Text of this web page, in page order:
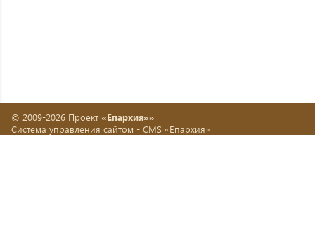
© 2009-2026 Проект «Епархия»»
Система управления сайтом - CMS «Епархия»